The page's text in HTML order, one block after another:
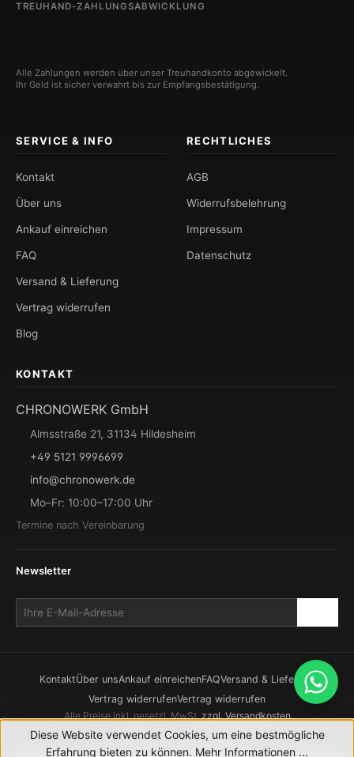
TREUHAND-ZAHLUNGSABWICKLUNG
Alle Zahlungen werden über unser Treuhandkonto abgewickelt.
Ihr Geld ist sicher verwahrt bis zur Empfangsbestätigung.
SERVICE & INFO
Kontakt
Über uns
Ankauf einreichen
FAQ
Versand & Lieferung
Vertrag widerrufen
Blog
RECHTLICHES
AGB
Widerrufsbelehrung
Impressum
Datenschutz
KONTAKT
CHRONOWERK GmbH
Almsstraße 21, 31134 Hildesheim
+49 5121 9996699
info@chronowerk.de
Mo–Fr: 10:00–17:00 Uhr
Termine nach Vereinbarung
Newsletter
KontaktÜber unsAnkauf einreichenFAQVersand & Lieferung
Vertrag widerrufenVertrag widerrufen
Alle Preise inkl. gesetzl. MwSt.zzgl. Versandkosten
© 2026 CHRONOWERK GmbH. Alle Rechte vorbehalten.
Realisierung durch XICTRON
Diese Website verwendet Cookies, um eine bestmögliche
Erfahrung bieten zu können. Mehr Informationen ...